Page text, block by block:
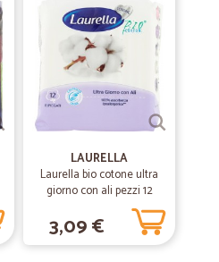
LAURELLA
Laurella bio cotone ultra
giorno con ali pezzi 12
3,09 €